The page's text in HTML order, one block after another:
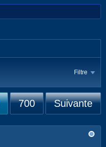
Filtre
700 Suivante